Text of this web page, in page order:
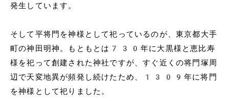
発生しています。
そして平将門を神様として祀っているのが、東京都大手
町の神田明神。もともとは730年に大黒様と恵比寿
様を祀って創建された神社ですが、すぐ近くの将門塚周
辺で天変地異が頻発し続けたため、1309年に将門
を神様として祀りました。